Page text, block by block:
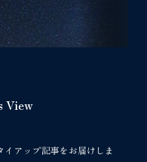
View
イアップ記事をお届けしま